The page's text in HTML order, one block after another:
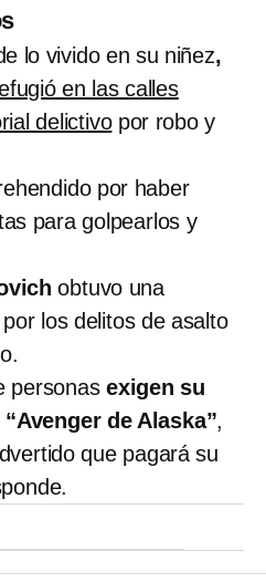
lo vivido en su niñez,
en las calles
delictivopor robo y
por haber
para golpearlos y
obtuvo una
los delitos de asalto
personasexigen su
de Alaska”,
que pagará su